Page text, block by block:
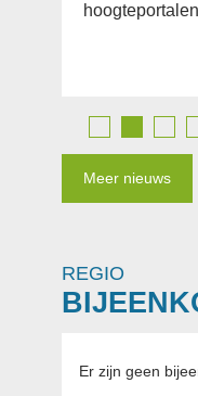
Meer nieuws
REGIO
Er zijn geen